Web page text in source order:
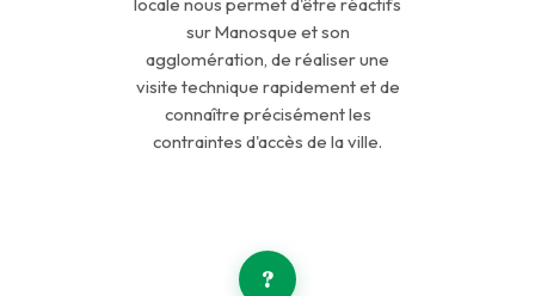
sur Manosque et son
agglomération, de réaliser une
visite technique rapidement et de
connaître précisément les
contraintes d'accès de la ville.
?